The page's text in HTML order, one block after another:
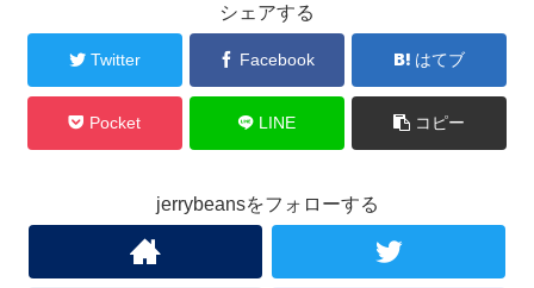
シェアする
Twitter Facebook はてブ
Pocket LINE コピー
jerrybeansをフォローする